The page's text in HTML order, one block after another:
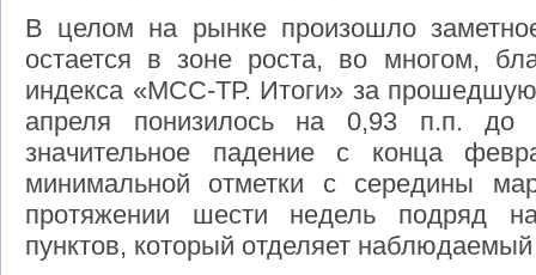
В целом на рынке произошло
остается в зоне роста, во многом,
индекса «МСС-ТР. Итоги» за
апреля понизилось на 0,93 п.п. до
значительное падение с конца
минимальной отметки с середины
протяжении шести недель подряд
пунктов, который отделяет